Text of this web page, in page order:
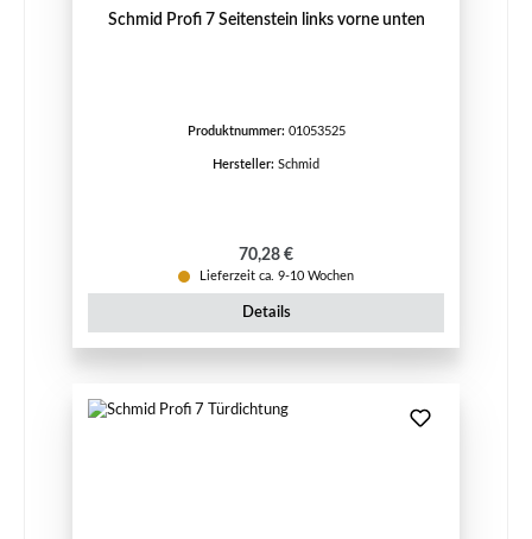
Schmid Profi 7 Seitenstein links vorne unten
Produktnummer: 01053525
Hersteller: Schmid
Regulärer Preis:
70,28 €
Lieferzeit ca. 9-10 Wochen
Details